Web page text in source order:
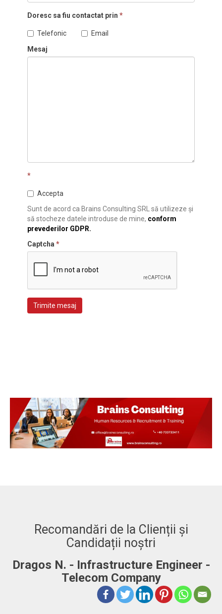
Doresc sa fiu contactat prin *
Telefonic
Email
Mesaj
*
Accepta
Sunt de acord ca Brains Consulting SRL să utilizeze și
să stocheze datele introduse de mine, conform
prevederilor GDPR.
Captcha *
Trimite mesaj
Recomandări de la Clienții și
Candidații noștri
Dragos N. - Infrastructure Engineer -
Telecom Company